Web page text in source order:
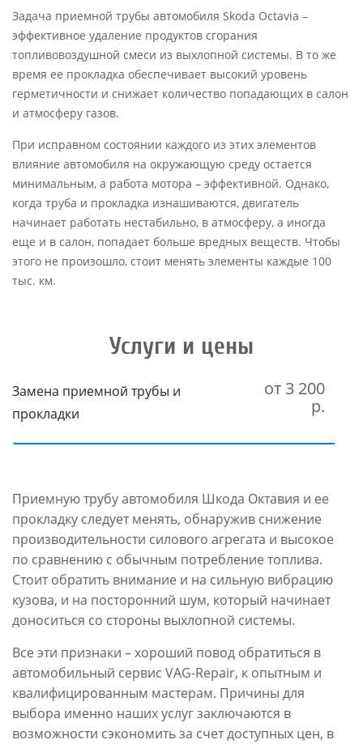
Задача приемной трубы автомобиля Skoda Octavia –
эффективное удаление продуктов сгорания
топливовоздушной смеси из выхлопной системы. В то же
время ее прокладка обеспечивает высокий уровень
герметичности и снижает количество попадающих в салон
и атмосферу газов.
При исправном состоянии каждого из этих элементов
влияние автомобиля на окружающую среду остается
минимальным, а работа мотора – эффективной. Однако,
когда труба и прокладка изнашиваются, двигатель
начинает работать нестабильно, в атмосферу, а иногда
еще и в салон, попадает больше вредных веществ. Чтобы
этого не произошло, стоит менять элементы каждые 100
тыс. км.
Услуги и цены
Замена приемной трубы и
прокладки
от 3 200
р.
Приемную трубу автомобиля Шкода Октавия и ее
прокладку следует менять, обнаружив снижение
производительности силового агрегата и высокое
по сравнению с обычным потребление топлива.
Стоит обратить внимание и на сильную вибрацию
кузова, и на посторонний шум, который начинает
доноситься со стороны выхлопной системы.
Все эти признаки – хороший повод обратиться в
автомобильный сервис VAG-Repair, к опытным и
квалифицированным мастерам. Причины для
выбора именно наших услуг заключаются в
возможности сэкономить за счет доступных цен, в